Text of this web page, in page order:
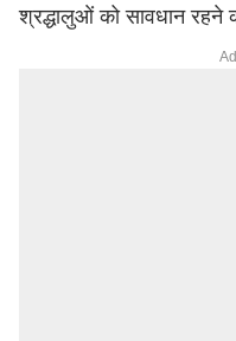
श्रद्धालुओं को सावधान रहने